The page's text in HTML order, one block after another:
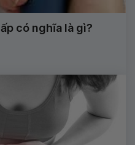
có nghĩa là gì?